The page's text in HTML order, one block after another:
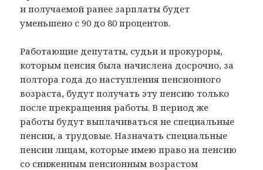
и получаемой ранее зарплаты будет
уменьшено с 90 до 80 процентов.
Работающие депутаты, судьи и прокуроры,
которым пенсия была начислена досрочно, за
полтора года до наступления пенсионного
возраста, будут получать эту пенсию только
после прекращения работы. В период же
работы будут выплачиваться не специальные
пенсии, а трудовые. Назначать специальные
пенсии лицам, которые имею право на пенсию
со сниженным пенсионным возрастом